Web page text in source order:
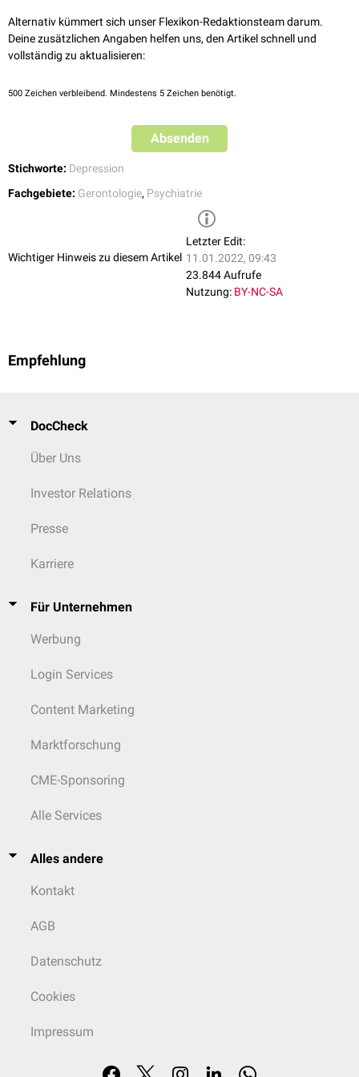
Alternativ kümmert sich unser Flexikon-Redaktionsteam darum.
Deine zusätzlichen Angaben helfen uns, den Artikel schnell und
vollständig zu aktualisieren:
500 Zeichen verbleibend. Mindestens 5 Zeichen benötigt.
Absenden
Stichworte: Depression
Fachgebiete: Gerontologie, Psychiatrie
Wichtiger Hinweis zu diesem Artikel
Letzter Edit:
11.01.2022, 09:43
23.844 Aufrufe
Nutzung: BY-NC-SA
Empfehlung
DocCheck
Über Uns
Investor Relations
Presse
Karriere
Für Unternehmen
Werbung
Login Services
Content Marketing
Marktforschung
CME-Sponsoring
Alle Services
Alles andere
Kontakt
AGB
Datenschutz
Cookies
Impressum